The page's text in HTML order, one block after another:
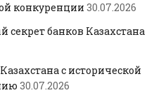
конкуренции 30.07.2026
банков Казахстана
с исторической
30.07.2026